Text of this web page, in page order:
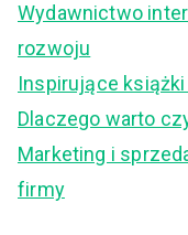
Wydawnictwo
rozwoju
Inspirujące
Dlaczego warto
Marketing i
firmy